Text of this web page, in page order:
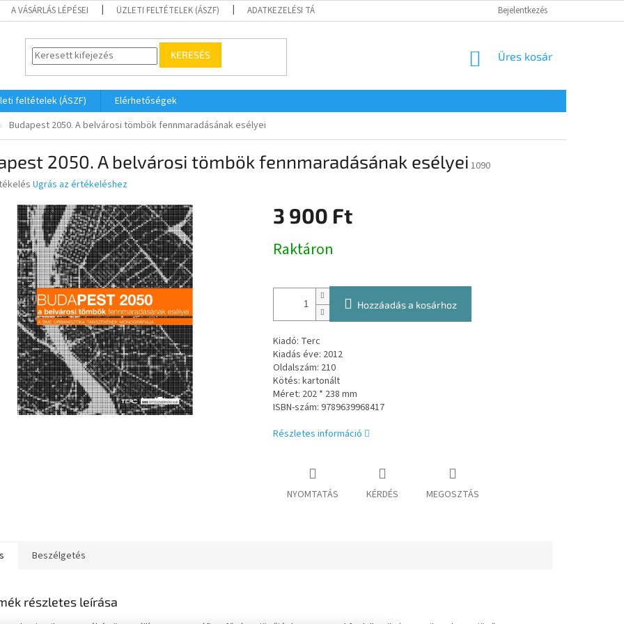
A VÁSÁRLÁS LÉPÉSEI ÜZLETI FELTÉTELEK (ÁSZF) ADATKEZELÉSI TÁJÉKOZTATÓ Bejelentkezés
KERESÉS KOSÁR
Üres kosár
feltételek (ÁSZF)
Elérhetőségek
Budapest 2050. A belvárosi tömbök fennmaradásának esélyei
2050. A belvárosi tömbök fennmaradásának esélyei 1090
Ugrás az értékeléshez
3 900 Ft
Raktáron
Hozzáadás a kosárhoz
Kiadó: Terc
Kiadás éve: 2012
Oldalszám: 210
Kötés: kartonált
Méret: 202 * 238 mm
ISBN-szám: 9789639968417
Részletes információ
NYOMTATÁS KÉRDÉS MEGOSZTÁS
Beszélgetés
részletes leírása